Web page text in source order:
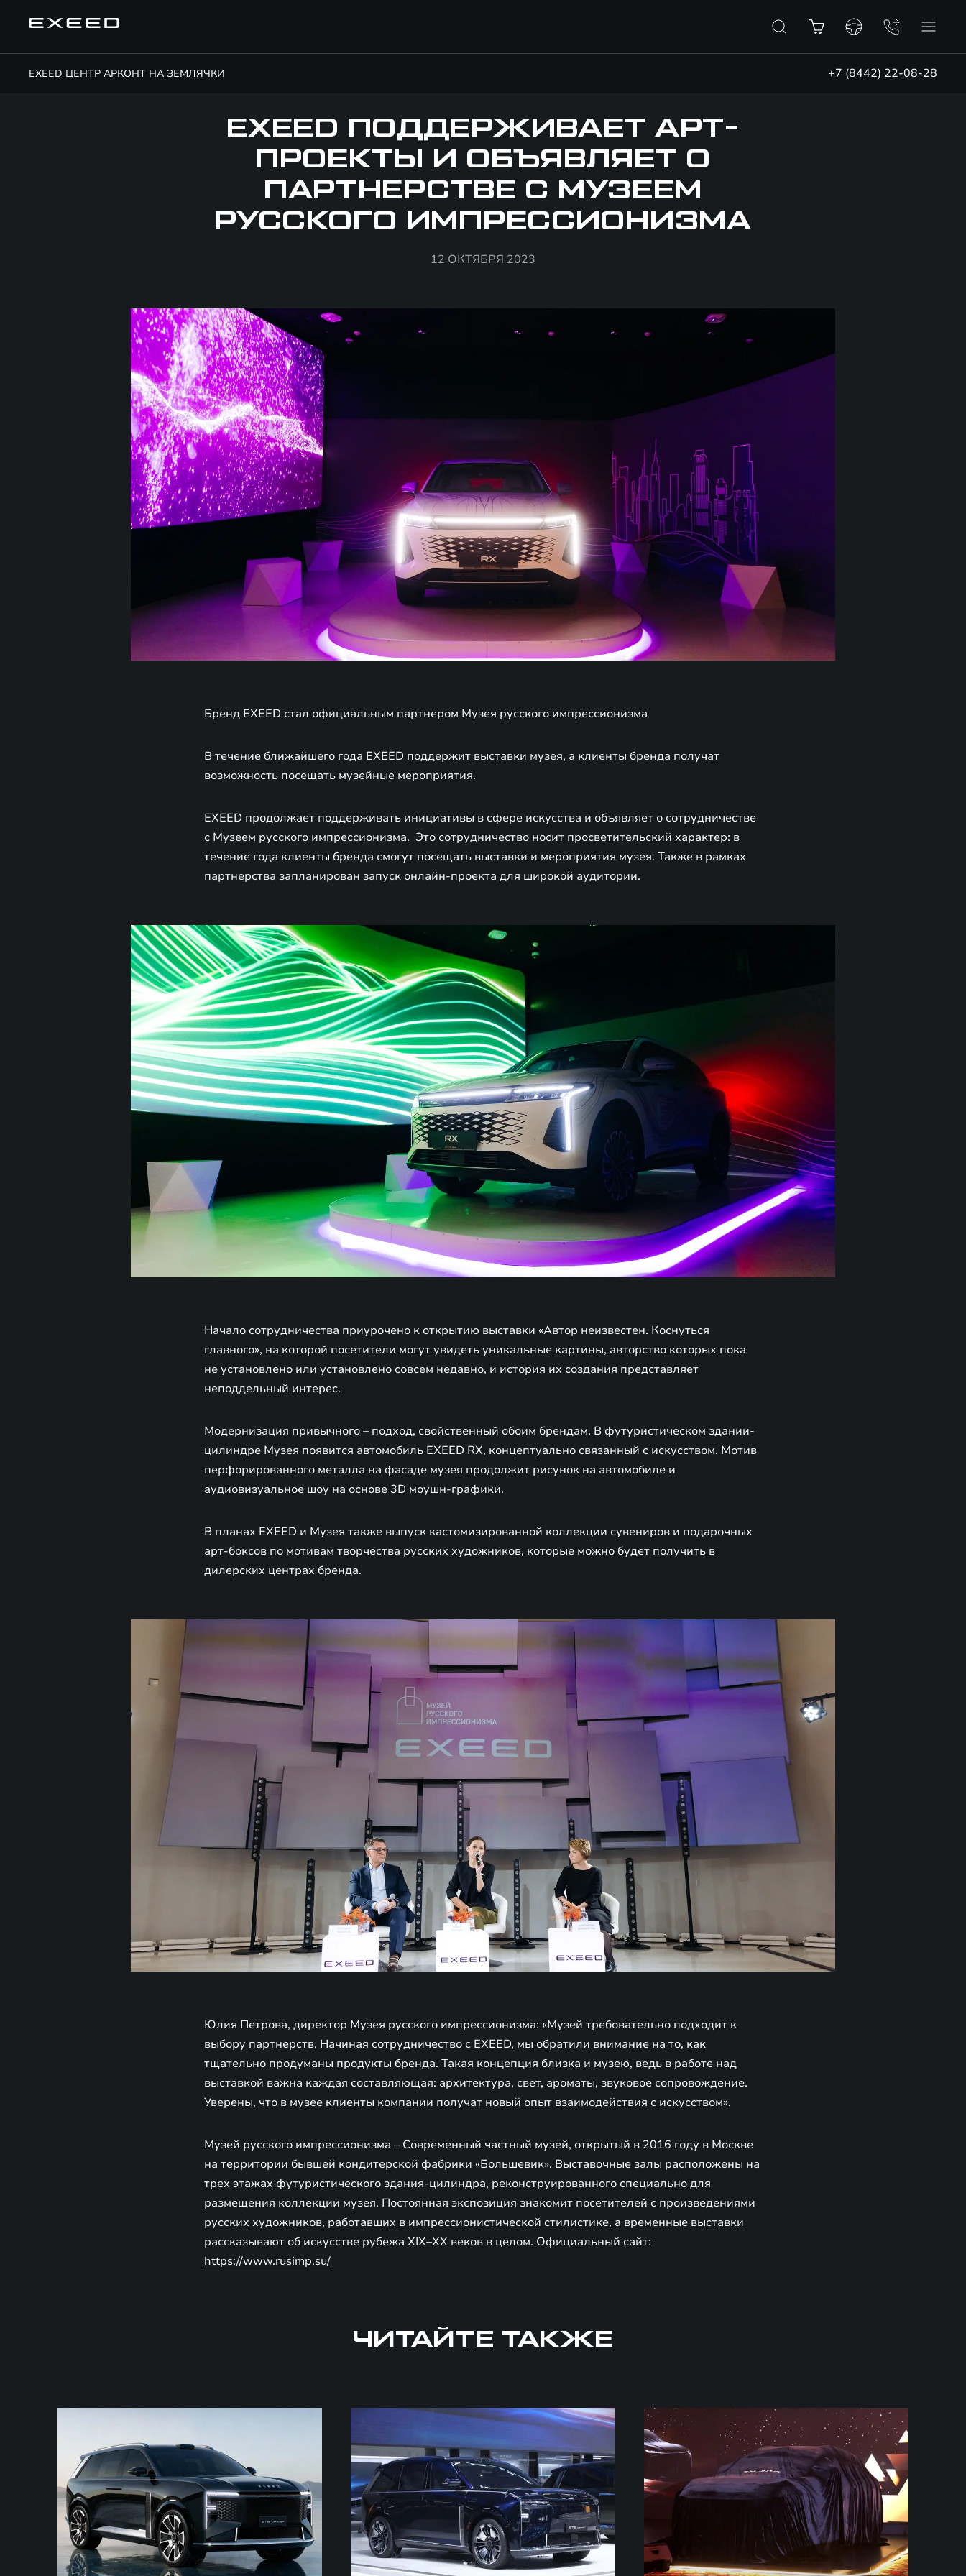
EXEED ЦЕНТР АРКОНТ НА ЗЕМЛЯЧКИ +7 (8442) 22-08-28
EXEED ПОДДЕРЖИВАЕТ АРТ-
ПРОЕКТЫ И ОБЪЯВЛЯЕТ О
ПАРТНЕРСТВЕ С МУЗЕЕМ
РУССКОГО ИМПРЕССИОНИЗМА
12 ОКТЯБРЯ 2023
Бренд EXEED стал официальным партнером Музея русского импрессионизма
В течение ближайшего года EXEED поддержит выставки музея, а клиенты бренда получат
возможность посещать музейные мероприятия.
EXEED продолжает поддерживать инициативы в сфере искусства и объявляет о сотрудничестве
с Музеем русского импрессионизма. Это сотрудничество носит просветительский характер: в
течение года клиенты бренда смогут посещать выставки и мероприятия музея. Также в рамках
партнерства запланирован запуск онлайн-проекта для широкой аудитории.
Начало сотрудничества приурочено к открытию выставки «Автор неизвестен. Коснуться
главного», на которой посетители могут увидеть уникальные картины, авторство которых пока
не установлено или установлено совсем недавно, и история их создания представляет
неподдельный интерес.
Модернизация привычного – подход, свойственный обоим брендам. В футуристическом здании-
цилиндре Музея появится автомобиль EXEED RX, концептуально связанный с искусством. Мотив
перфорированного металла на фасаде музея продолжит рисунок на автомобиле и
аудиовизуальное шоу на основе 3D моушн-графики.
В планах EXEED и Музея также выпуск кастомизированной коллекции сувениров и подарочных
арт-боксов по мотивам творчества русских художников, которые можно будет получить в
дилерских центрах бренда.
Юлия Петрова, директор Музея русского импрессионизма: «Музей требовательно подходит к
выбору партнерств. Начиная сотрудничество с EXEED, мы обратили внимание на то, как
тщательно продуманы продукты бренда. Такая концепция близка и музею, ведь в работе над
выставкой важна каждая составляющая: архитектура, свет, ароматы, звуковое сопровождение.
Уверены, что в музее клиенты компании получат новый опыт взаимодействия с искусством».
Музей русского импрессионизма – Современный частный музей, открытый в 2016 году в Москве
на территории бывшей кондитерской фабрики «Большевик». Выставочные залы расположены на
трех этажах футуристического здания-цилиндра, реконструированного специально для
размещения коллекции музея. Постоянная экспозиция знакомит посетителей с произведениями
русских художников, работавших в импрессионистической стилистике, а временные выставки
рассказывают об искусстве рубежа XIX–XX веков в целом. Официальный сайт:
https://www.rusimp.su/
ЧИТАЙТЕ ТАКЖЕ